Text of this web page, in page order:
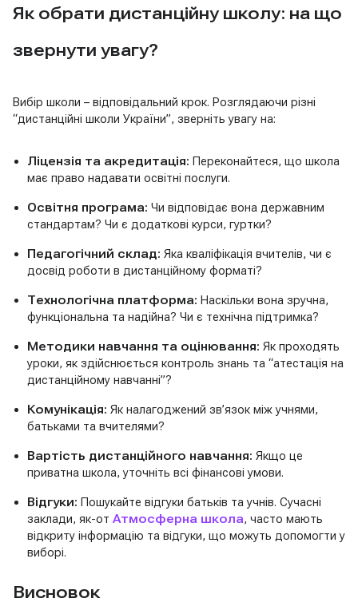
Як обрати дистанційну школу: на що
звернути увагу?
Вибір школи – відповідальний крок. Розглядаючи різні
“дистанційні школи України”, зверніть увагу на:
Ліцензія та акредитація: Переконайтеся, що школа
має право надавати освітні послуги.
Освітня програма: Чи відповідає вона державним
стандартам? Чи є додаткові курси, гуртки?
Педагогічний склад: Яка кваліфікація вчителів, чи є
досвід роботи в дистанційному форматі?
Технологічна платформа: Наскільки вона зручна,
функціональна та надійна? Чи є технічна підтримка?
Методики навчання та оцінювання: Як проходять
уроки, як здійснюється контроль знань та “атестація на
дистанційному навчанні”?
Комунікація: Як налагоджений зв’язок між учнями,
батьками та вчителями?
Вартість дистанційного навчання: Якщо це
приватна школа, уточніть всі фінансові умови.
Відгуки: Пошукайте відгуки батьків та учнів. Сучасні
заклади, як-от Атмосферна школа, часто мають
відкриту інформацію та відгуки, що можуть допомогти у
виборі.
Висновок